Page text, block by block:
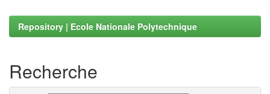
Repository | Ecole Nationale Polytechnique
Recherche